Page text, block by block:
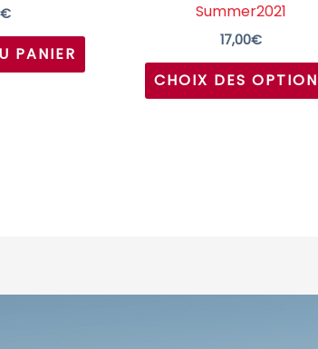
€
PANIER
Summer2021
17,00€
CHOIX DES